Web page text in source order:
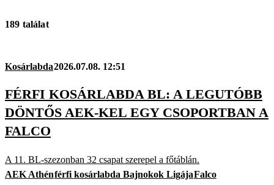
189 találat
Kosárlabda2026.07.08. 12:51
FÉRFI KOSÁRLABDA BL: A LEGUTÓBB
DÖNTŐS AEK-KEL EGY CSOPORTBAN A
FALCO
A 11. BL-szezonban 32 csapat szerepel a főtáblán.
AEK Athénférfi kosárlabda Bajnokok LigájaFalco